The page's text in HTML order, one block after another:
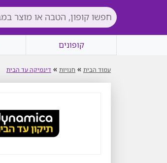
קופונים
עמוד הבית » חנויות » דינמיקה עד הבית